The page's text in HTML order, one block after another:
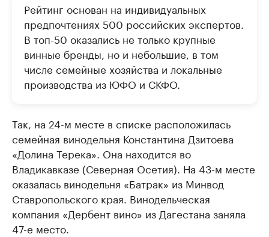
Рейтинг основан на индивидуальных
предпочтениях 500 российских экспертов.
В топ-50 оказались не только крупные
винные бренды, но и небольшие, в том
числе семейные хозяйства и локальные
производства из ЮФО и СКФО.
Так, на 24-м месте в списке расположилась
семейная винодельня Константина Дзитоева
«Долина Терека». Она находится во
Владикавказе (Северная Осетия). На 43-м месте
оказалась винодельня «Батрак» из Минвод
Ставропольского края. Винодельческая
компания «Дербент вино» из Дагестана заняла
47-е место.